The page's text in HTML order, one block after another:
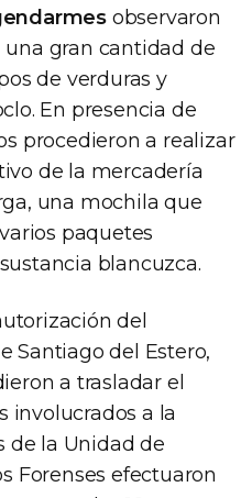
observaron
gran cantidad de
de verduras y
En presencia de
procedieron a realizar
de la mercadería
una mochila que
paquetes
blancuzca.
del
Santiago del Estero,
a trasladar el
involucrados a la
de la Unidad de
Forenses efectuaron